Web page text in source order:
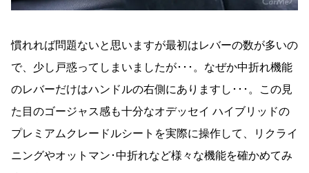
慣れれば問題ないと思いますが最初はレバーの数が多いの
で、少し戸惑ってしまいましたが･･･。なぜか中折れ機能
のレバーだけはハンドルの右側にありますし･･･。この見
た目のゴージャス感も十分なオデッセイ ハイブリッドの
プレミアムクレードルシートを実際に操作して、リクライ
ニングやオットマン･中折れなど様々な機能を確かめてみ